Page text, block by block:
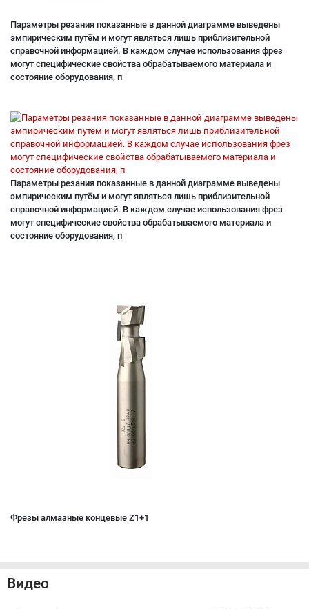
Параметры резания показанные в данной диаграмме выведены
эмпирическим путём и могут являться лишь приблизительной
справочной информацией. В каждом случае использования фрез
могут специфические свойства обрабатываемого материала и
состояние оборудования, п
Параметры резания показанные в данной диаграмме выведены
эмпирическим путём и могут являться лишь приблизительной
справочной информацией. В каждом случае использования фрез
могут специфические свойства обрабатываемого материала и
состояние оборудования, п
Фрезы алмазные концевые Z1+1
Видео